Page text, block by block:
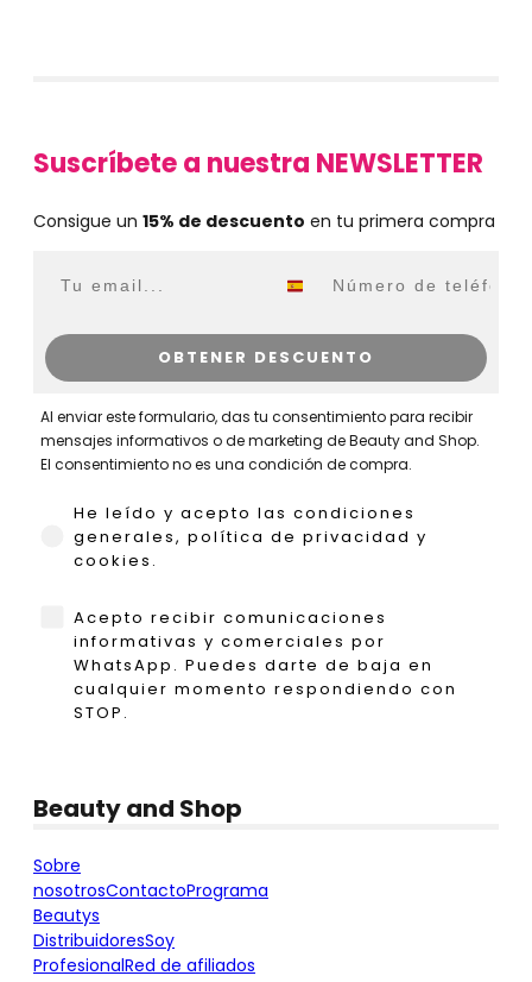
Suscríbete a nuestra NEWSLETTER
Consigue un 15% de descuento en tu primera compra
OBTENER DESCUENTO
Al enviar este formulario, das tu consentimiento para recibir
mensajes informativos o de marketing de Beauty and Shop.
El consentimiento no es una condición de compra.
He leído y acepto las condiciones
He leído y acepto las condiciones
generales, política de privacidad y
cookies.
WhatsApp
Acepto recibir comunicaciones
informativas y comerciales por
WhatsApp. Puedes darte de baja en
cualquier momento respondiendo con
STOP.
Beauty and Shop
Sobre
nosotrosContactoPrograma
Beautys
DistribuidoresSoy
ProfesionalRed de afiliados